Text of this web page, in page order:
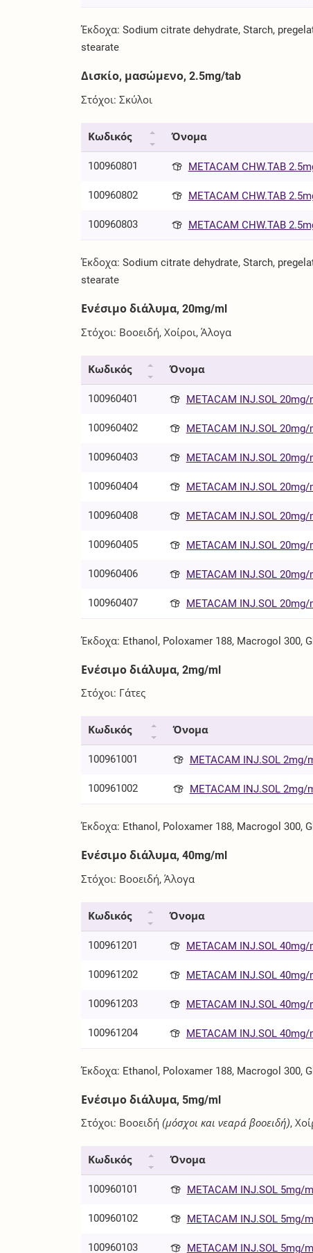
Έκδοχα: Sodium citrate dehydrate, Starch,
stearate
Δισκίο, μασώμενο, 2.5mg/tab
Στόχοι: Σκύλοι
Κωδικός Όνομα
100960801 METACAM CHW.TAB
100960802 METACAM CHW.TAB
100960803 METACAM CHW.TAB
Έκδοχα: Sodium citrate dehydrate, Starch,
stearate
Ενέσιμο διάλυμα, 20mg/ml
Στόχοι: Βοοειδή, Χοίροι, Άλογα
Κωδικός Όνομα
100960401 METACAM INJ.SOL
100960402 METACAM INJ.SOL
100960403 METACAM INJ.SOL
100960404 METACAM INJ.SOL
100960408 METACAM INJ.SOL
100960405 METACAM INJ.SOL
100960406 METACAM INJ.SOL
100960407 METACAM INJ.SOL
Έκδοχα: Ethanol, Poloxamer 188, Macrogol 300,
Ενέσιμο διάλυμα, 2mg/ml
Στόχοι: Γάτες
Κωδικός Όνομα
100961001 METACAM INJ.SOL 2mg/
100961002 METACAM INJ.SOL 2mg/
Έκδοχα: Ethanol, Poloxamer 188, Macrogol 300,
Ενέσιμο διάλυμα, 40mg/ml
Στόχοι: Βοοειδή, Άλογα
Κωδικός Όνομα
100961201 METACAM INJ.SOL
100961202 METACAM INJ.SOL
100961203 METACAM INJ.SOL
100961204 METACAM INJ.SOL
Έκδοχα: Ethanol, Poloxamer 188, Macrogol 300,
Ενέσιμο διάλυμα, 5mg/ml
Στόχοι: Βοοειδή (μόσχοι και νεαρά βοοειδή),
Κωδικός Όνομα
100960101 METACAM INJ.SOL 5mg/
100960102 METACAM INJ.SOL 5mg/
100960103 METACAM INJ.SOL 5mg/